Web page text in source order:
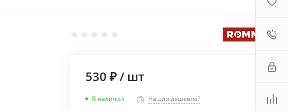
530 ₽/ шт
В наличии Нашли дешевле?